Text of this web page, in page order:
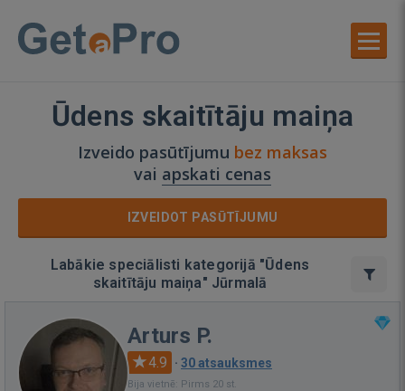
Ūdens skaitītāju maiņa
Izveido pasūtījumu bez maksas
vai apskati cenas
IZVEIDOT PASŪTĪJUMU
Labākie speciālisti kategorijā "Ūdens
skaitītāju maiņa" Jūrmalā
Arturs P.
4.9 · 30 atsauksmes
Bija vietnē: Pirms 20 st.